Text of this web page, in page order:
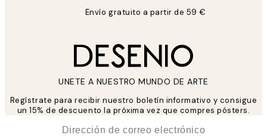
Envío gratuito a partir de 59 €
UNETE A NUESTRO MUNDO DE ARTE
Regístrate para recibir nuestro boletín informativo y consigue
un 15% de descuento la próxima vez que compres pósters.